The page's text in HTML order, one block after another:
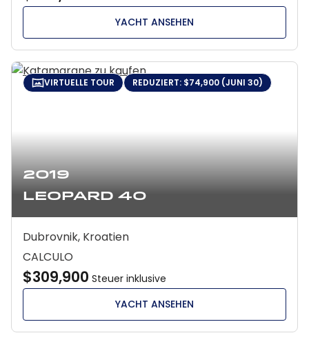
YACHT ANSEHEN
2019
Leopard 40
VIRTUELLE TOUR REDUZIERT: $74,900 (JUNI 30)
Dubrovnik, Kroatien
CALCULO
$309,900 Steuer inklusive
YACHT ANSEHEN